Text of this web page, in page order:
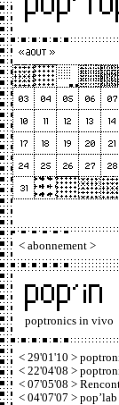
< abonnement >
poptronics in vivo
< 29'01'10 >
< 22'04'08 >
< 07'05'08 >
< 04'07'07 > pop’lab